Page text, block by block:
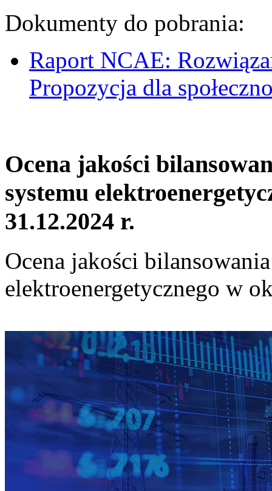
Dokumenty do pobrania:
Raport NCAE:
Propozycja dla
Ocena jakości
systemu
31.12.2024 r.
Ocena jakości
elektroenergetycznego w